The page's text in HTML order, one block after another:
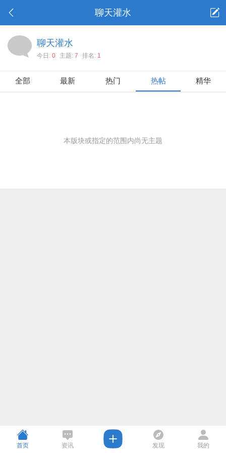
聊天灌水
聊天灌水
今日: 0 主题: 7 排名: 1
全部 最新 热门 热帖 精华
本版块或指定的范围内尚无主题
首页 资讯 发现 我的